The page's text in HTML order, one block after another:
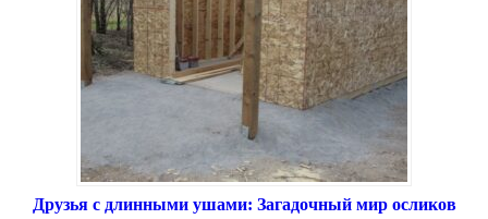
Друзья с длинными ушами: Загадочный мир осликов